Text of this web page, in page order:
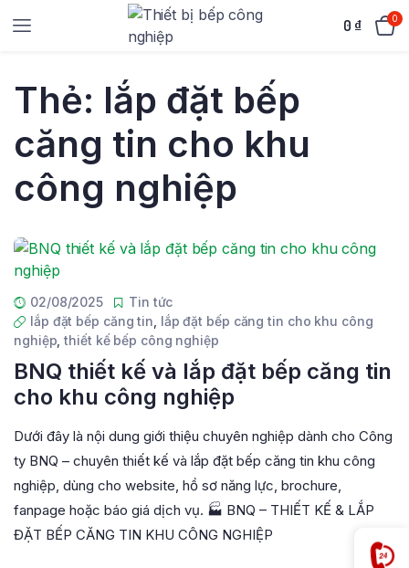
0 ₫ 0
Thẻ: lắp đặt bếp
căng tin cho khu
công nghiệp
02/08/2025
Tin tức
lắp đặt bếp căng tin lắp đặt bếp căng tin cho khu công
nghiệp ,thiết kế bếp công nghiệp
BNQ thiết kế và lắp đặt bếp căng tin
cho khu công nghiệp
Dưới đây là nội dung giới thiệu chuyên nghiệp dành cho Công
ty BNQ – chuyên thiết kế và lắp đặt bếp căng tin khu công
nghiệp, dùng cho website, hồ sơ năng lực, brochure,
fanpage hoặc báo giá dịch vụ. 🏭 BNQ – THIẾT KẾ & LẮP
ĐẶT BẾP CĂNG TIN KHU CÔNG NGHIỆP